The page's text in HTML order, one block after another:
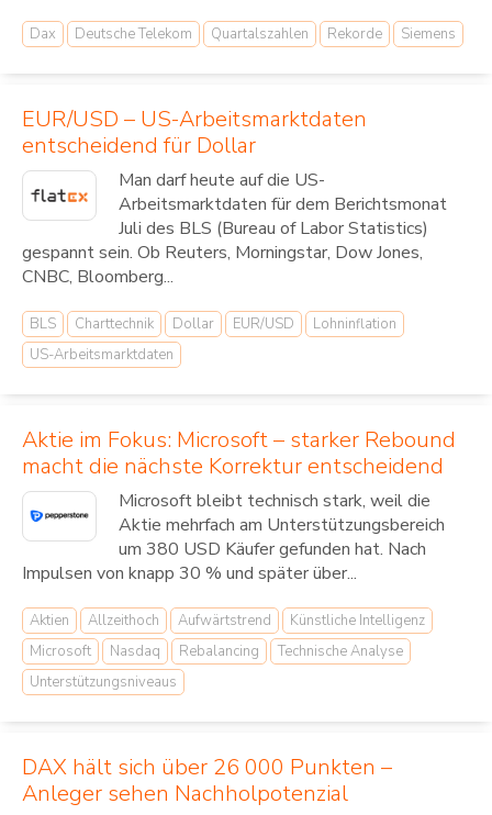
Dax Deutsche Telekom Quartalszahlen Rekorde Siemens
EUR/USD – US-Arbeitsmarktdaten
entscheidend für Dollar
Man darf heute auf die US-
Arbeitsmarktdaten für dem Berichtsmonat
Juli des BLS (Bureau of Labor Statistics)
gespannt sein. Ob Reuters, Morningstar, Dow Jones,
CNBC, Bloomberg...
BLS Charttechnik Dollar EUR/USD
Lohninflation
US-Arbeitsmarktdaten
Aktie im Fokus: Microsoft – starker Rebound
macht die nächste Korrektur entscheidend
Microsoft bleibt technisch stark, weil die
Aktie mehrfach am Unterstützungsbereich
um 380 USD Käufer gefunden hat. Nach
Impulsen von knapp 30 % und später über...
Aktien Allzeithoch Aufwärtstrend
Künstliche Intelligenz
Microsoft
Nasdaq Rebalancing
Technische Analyse
Unterstützungsniveaus
DAX hält sich über 26 000 Punkten –
Anleger sehen Nachholpotenzial